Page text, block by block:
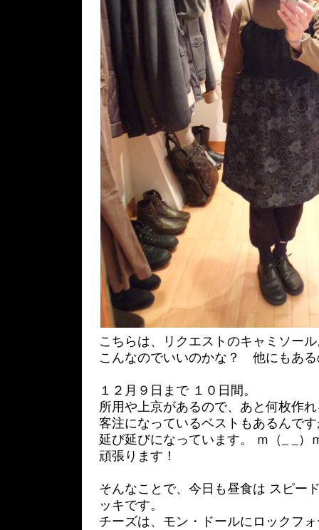
こちらは、リクエストのキャミソー
こんなのでいいのかな？ 他にもあ
１２月９日まで １０日間。
所用や上京があるので、あと何枚作
客注になっているベストもあるんで
延び延びになっています。 ｍ（_ _）
頑張ります！
そんなことで、今日も昼食は スピ
ッキです。
チーズは、モン・ドールにロックフ